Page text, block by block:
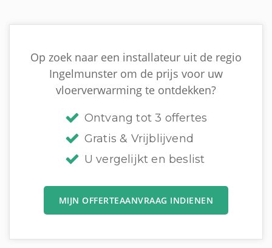
Op zoek naar een installateur uit de regio
Ingelmunster om de prijs voor uw
vloerverwarming te ontdekken?
Ontvang tot 3 offertes
Gratis & Vrijblijvend
U vergelijkt en beslist
MIJN OFFERTEAANVRAAG INDIENEN